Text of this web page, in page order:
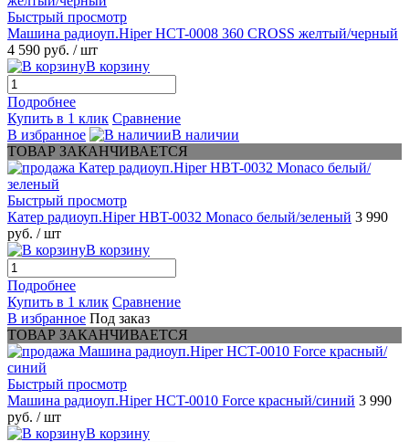
Быстрый просмотр
Машина радиоуп.Hiper HCT-0008 360 CROSS желтый/черный
4 590 руб. / шт
В корзину
Подробнее
Купить в 1 клик Сравнение
В избранное
В наличии
ТОВАР ЗАКАНЧИВАЕТСЯ
Быстрый просмотр
Катер радиоуп.Hiper HBT-0032 Monaco белый/зеленый 3 990
руб. / шт
В корзину
Подробнее
Купить в 1 клик Сравнение
В избранное Под заказ
ТОВАР ЗАКАНЧИВАЕТСЯ
Быстрый просмотр
Машина радиоуп.Hiper HCT-0010 Force красный/синий 3 990
руб. / шт
В корзину